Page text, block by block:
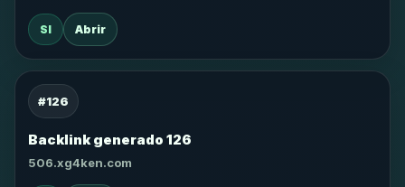
SI Abrir
#126
Backlink generado 126
506.xg4ken.com